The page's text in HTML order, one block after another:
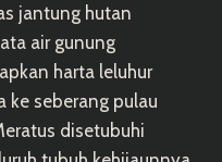
jantung hutan
air gunung
harta leluhur
ke seberang pulau
disetubuhi